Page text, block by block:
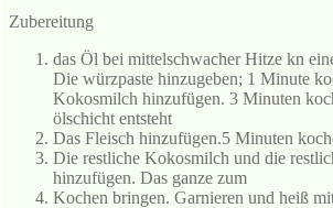
Zubereitung
das Öl bei mittelschwacher Hitze kn
Die würzpaste hinzugeben; 1 Minute
Kokosmilch hinzufügen. 3 Minuten
ölschicht entsteht
Das Fleisch hinzufügen.5 Minuten
Die restliche Kokosmilch und die
hinzufügen. Das ganze zum
Kochen bringen. Garnieren und heiß